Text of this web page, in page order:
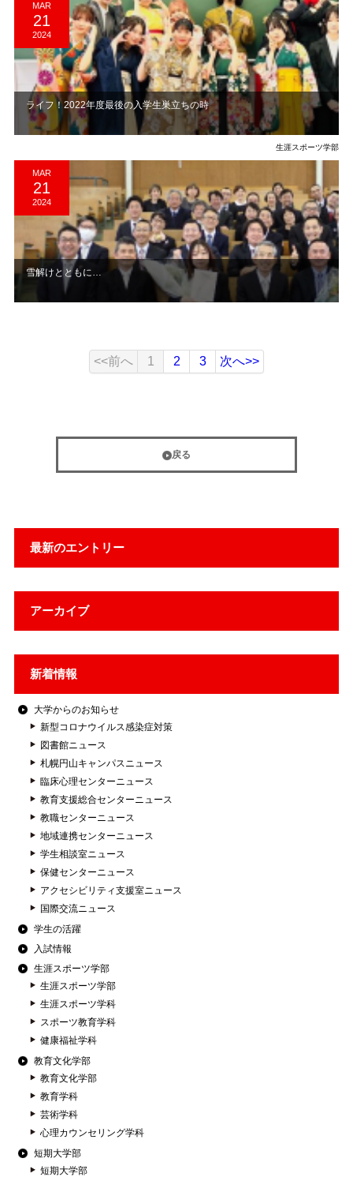
最新のエントリー
アーカイブ
新着情報
大学からのお知らせ
新型コロナウイルス感染症対策
図書館ニュース
札幌円山キャンパスニュース
臨床心理センターニュース
教育支援総合センターニュース
教職センターニュース
地域連携センターニュース
学生相談室ニュース
保健センターニュース
アクセシビリティ支援室ニュース
国際交流ニュース
学生の活躍
入試情報
生涯スポーツ学部
生涯スポーツ学部
生涯スポーツ学科
スポーツ教育学科
健康福祉学科
教育文化学部
教育文化学部
教育学科
芸術学科
心理カウンセリング学科
短期大学部
短期大学部
MAR
21
2024
ライフ！2022年度最後の入学生巣立ちの時
生涯スポーツ学部
MAR
21
2024
雪解けとともに…
<<前へ 1 2 3 次へ>>
戻る